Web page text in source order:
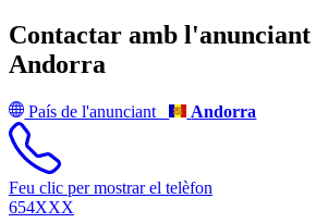
Contactar amb l'anunciant
Andorra
País de l'anunciant Andorra
Feu clic per mostrar el telèfon
654XXX